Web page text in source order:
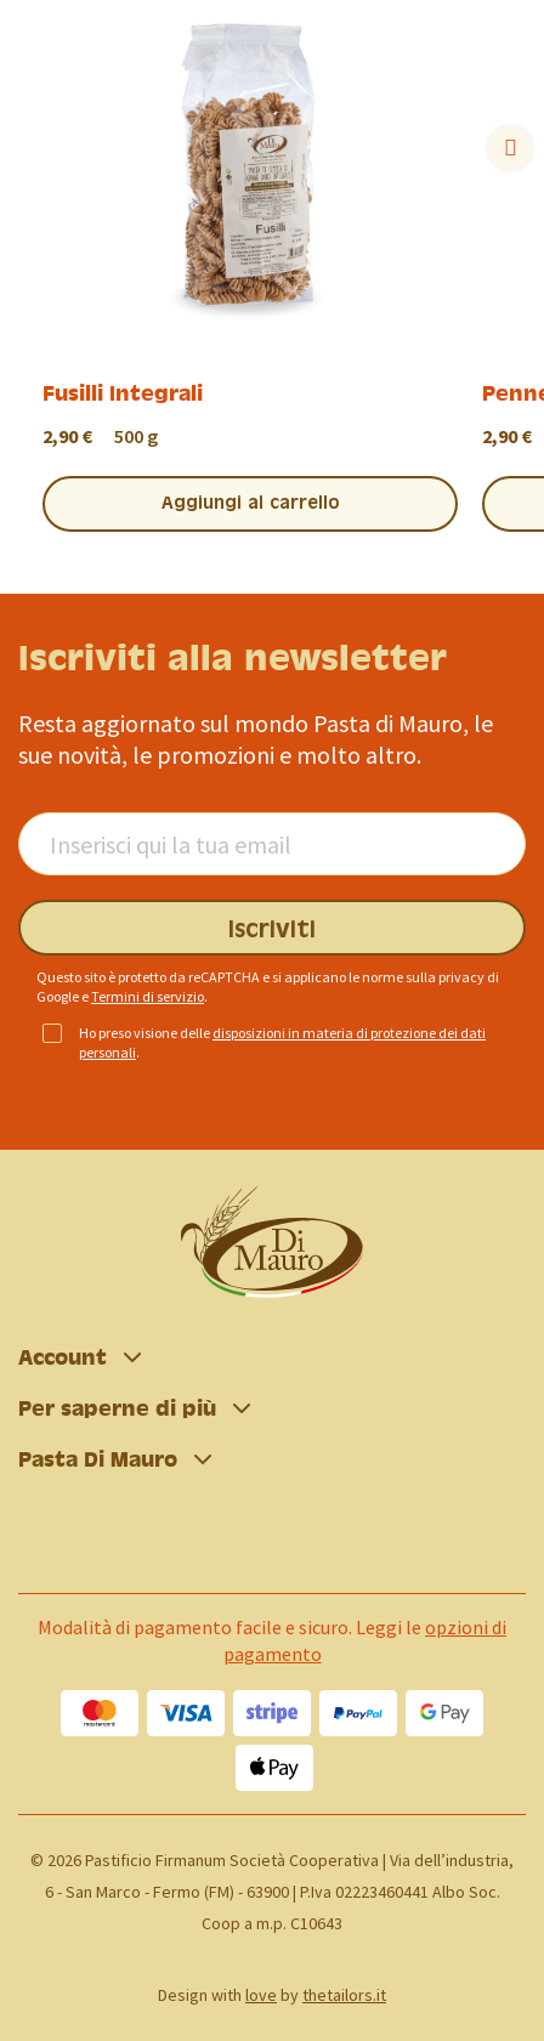
Fusilli Integrali
2,90 € 500 g
Aggiungi al carrello
2,90 €
Iscriviti alla newsletter
Resta aggiornato sul mondo Pasta di Mauro, le
sue novità, le promozioni e molto altro.
Iscriviti
Questo sito è protetto da reCAPTCHA e si applicano le norme sulla privacy di
Google eTermini di servizio.
Ho preso visione delle disposizioni in materia di protezione dei dati
personali.
Account
Per saperne di più
Pasta Di Mauro
Modalità di pagamento facile e sicuro. Leggi le opzioni di
pagamento
© 2026 Pastificio Firmanum Società Cooperativa | Via dell’industria,
6 - San Marco - Fermo (FM) - 63900 | P.Iva 02223460441 Albo Soc.
Coop a m.p. C10643
Design with love bythetailors.it